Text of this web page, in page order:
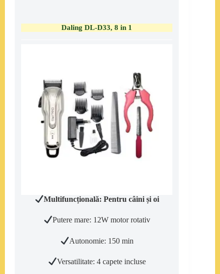
Daling DL-D33, 8 in 1
Multifuncțională: Pentru câini și oi
Putere mare: 12W motor rotativ
Autonomie: 150 min
Versatilitate: 4 capete incluse